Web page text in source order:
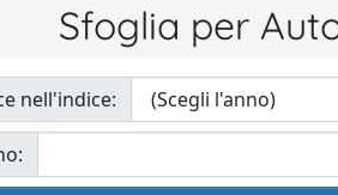
Sfoglia per
nell'indice: